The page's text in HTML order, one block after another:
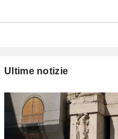
Ultime notizie